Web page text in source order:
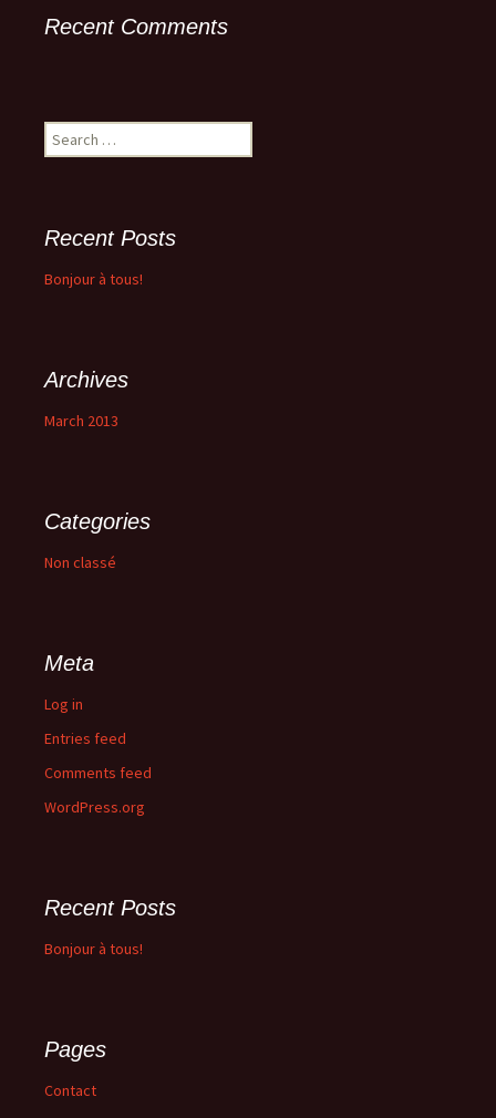
Recent Comments
Search
for:
Recent Posts
Bonjour à tous!
Archives
March 2013
Categories
Non classé
Meta
Log in
Entries feed
Comments feed
WordPress.org
Recent Posts
Bonjour à tous!
Pages
Contact